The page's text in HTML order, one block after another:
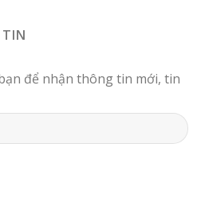
để nhận thông tin mới, tin